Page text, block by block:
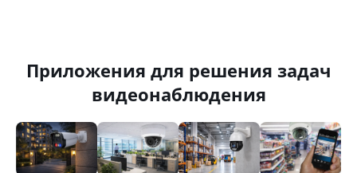
Приложения для решения задач
видеонаблюдения